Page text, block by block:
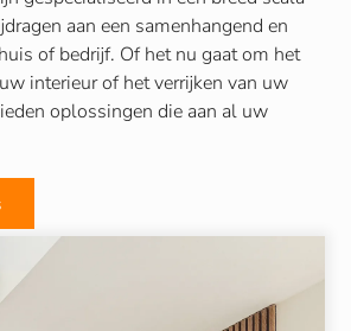
aan een samenhangend en
of bedrijf. Of het nu gaat om het
interieur of het verrijken van uw
oplossingen die aan al uw